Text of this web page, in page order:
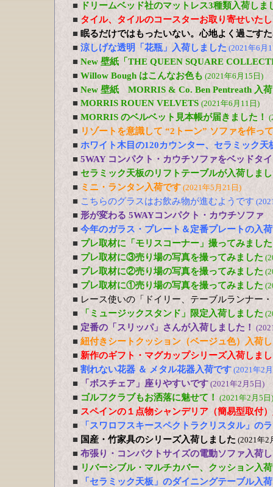
■
ドリームベッド社のマットレス3種類入荷しま
■ タイル、タイルのコースターお取り寄せいた
■ 眠るだけではもったいない。心地よく過ごす
■ 涼しげな透明「花瓶」入荷しました (2021年6月
■ New 壁紙「THE QUEEN SQUARE
■ Willow Bough はこんなお色も (2021年6月15日)
■ New 壁紙 MORRIS & Co. Ben Pentreath 入
■ MORRIS ROUEN VELVETS (2021年6月11日)
■ MORRIS のベルベット見本帳が届きました！
■ リゾートを意識して “2トーン” ソファを作っ
■ ホワイト木目の120カウンター、セラミック天
■ 5WAY コンパクト・カウチソファをベッドタ
■ セラミック天板のリフトテーブルが入荷しま
■ ミニ・ランタン入荷です (2021年5月21日)
■ こちらのグラスはお飲み物が進むようです
■ 形が変わる 5WAYコンパクト・カウチソファ
■ 今年のガラス・プレート＆定番プレートの入
■ プレ取材に「モリスコーナー」撮ってみました
■ プレ取材に③売り場の写真を撮ってみました
■ プレ取材に②売り場の写真を撮ってみました
■ プレ取材に①売り場の写真を撮ってみました
■ レース使いの「ドイリー、テーブルランナー
■
「ミュージックスタンド」限定入荷しました
■ 定番の「スリッパ」さんが入荷しました！
■ 紐付きシートクッション（ベージュ色）入荷
■ 新作のギフト・マグカップシリーズ入荷しま
■ 割れない花器 ＆ メタル花器入荷です (2021年2
■ 「ボスチェア」座りやすいです (2021年2月5日)
■ ゴルフクラブもお洒落に魅せて！ (2021年2月5日)
■ スペインの１点物シャンデリア（簡易型取付
■
「スワロフスキースペクトラクリスタル」の
■ 国産・竹家具のシリーズ入荷しました (2021年2
■ 布張り・コンパクトサイズの電動ソファ入荷
■ リバーシブル・マルチカバー、クッション入
■
「セラミック天板」のダイニングテーブル入